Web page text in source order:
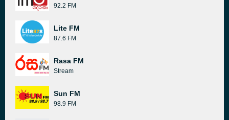
92.2 FM
Lite FM
87.6 FM
Rasa FM
Stream
Sun FM
98.9 FM